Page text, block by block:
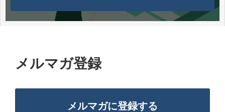
メルマガ登録
メルマガに登録する